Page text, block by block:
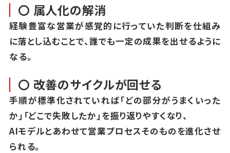
〇 属人化の解消
経験豊富な営業が感覚的に行っていた判断を仕組み
に落とし込むことで、誰でも一定の成果を出せるように
なる。
〇 改善のサイクルが回せる
手順が標準化されていれば「どの部分がうまくいった
か」「どこで失敗したか」を振り返りやすくなり、
AIモデルとあわせて営業プロセスそのものを進化させ
られる。